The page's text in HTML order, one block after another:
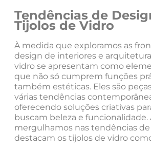
Tendências de
Tijolos de Vidro
À medida que exploramos as
design de interiores e
vidro se apresentam como
que não só cumprem funções
também estéticas. Eles são
várias tendências
oferecendo soluções criativas
buscam beleza e funcionalidade.
mergulhamos nas tendências
destacam os tijolos de vidro